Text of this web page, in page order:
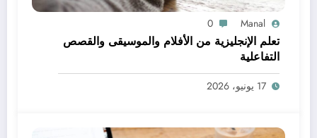
Manal
0
تعلم الإنجليزية من الأفلام والموسيقى والقصص
التفاعلية
17 يونيو، 2026